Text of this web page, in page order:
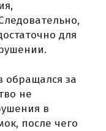
для
обращался за
не
в
после чего